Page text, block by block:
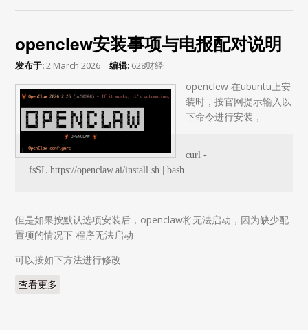
openclew安装事项与电报配对说明
发布于:2 March 2026 编辑: 628财经
openclew 在ubuntu上安
装时，按官网提示输入以
下命令进行安装，
curl -
fsSL https://openclaw.ai/install.sh | bash
但是如果按默认选项安装后，openclaw将无法启动，因为缺少配
置项的情况下 程序无法启动
可以按如下方法进行修改
查看更多